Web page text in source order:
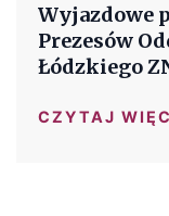
Wyjazdowe
Prezesów
Łódzkiego
CZYTAJ